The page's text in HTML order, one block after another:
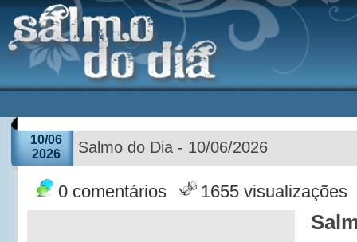
10/06
2026
Salmo do Dia - 10/06/2026
0 comentários 1655 visualizações